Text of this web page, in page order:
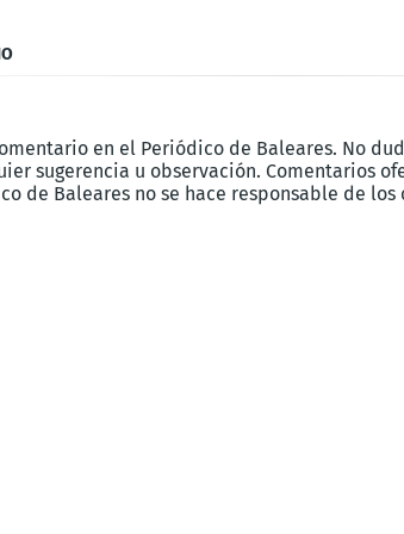
en el Periódico de Baleares. No
sugerencia u observación. Comentarios
de Baleares no se hace responsable de